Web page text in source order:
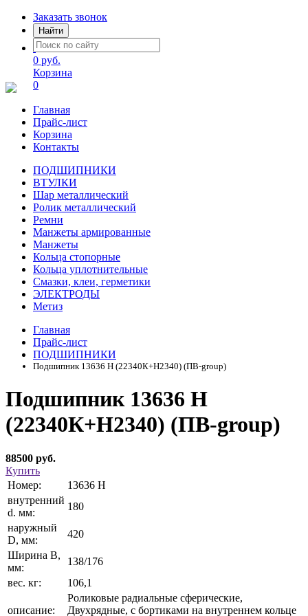
Заказать звонок
Найти
0 руб.
Корзина
0
Главная
Прайс-лист
Корзина
Контакты
ПОДШИПНИКИ
ВТУЛКИ
Шар металлический
Ролик металлический
Ремни
Манжеты армированные
Манжеты
Кольца стопорные
Кольца уплотнительные
Смазки, клеи, герметики
ЭЛЕКТРОДЫ
Метиз
Главная
Прайс-лист
ПОДШИПНИКИ
Подшипник 13636 Н (22340К+Н2340) (ПВ-group)
Подшипник 13636 Н
(22340К+Н2340) (ПВ-group)
88500 руб.
Купить
Номер:
13636 Н
внутренний
d. мм:
180
наружный
D, мм:
420
Ширина В,
мм:
138/176
вес. кг:
106,1
описание:
Роликовые радиальные сферические,
Двухрядные, с бортиками на внутреннем кольце